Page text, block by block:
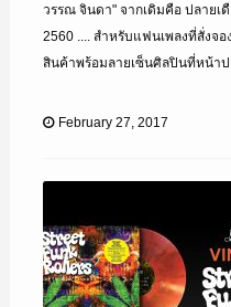
วรรณ จินดา" จากเดิมคือ ปลาย
2560 .... สำหรับแฟนเพลงที่สั่งจ
สินค้าพร้อมลายเซ็นศิลปินที่หน้าป
February 27, 2017